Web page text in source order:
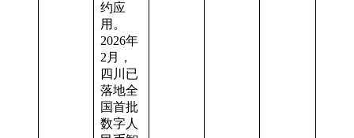
约应
用。
2026年
2月，
四川已
落地全
国首批
数字人